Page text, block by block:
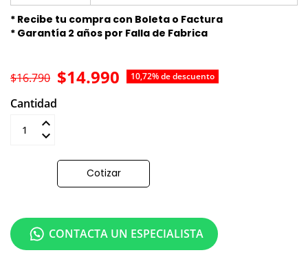
* Recibe tu compra con Boleta o Factura
* Garantía 2 años por Falla de Fabrica
$14.990 10,72% de descuento
$16.790
Cantidad
Cotizar
CONTACTA UN ESPECIALISTA